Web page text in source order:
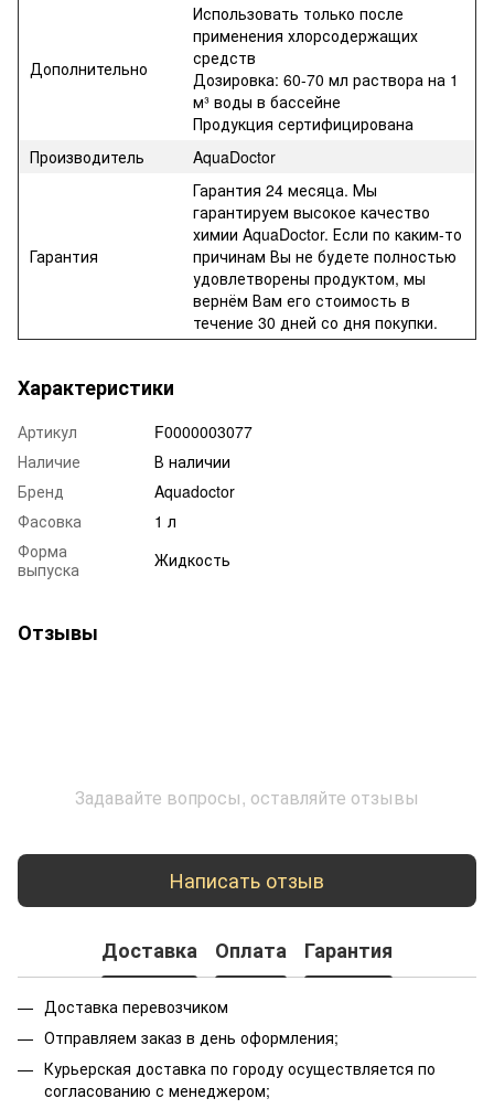
Дополнительно
Использовать только после
применения хлорсодержащих
средств
Дозировка: 60-70 мл раствора на 1
м³ воды в бассейне
Продукция сертифицирована
Производитель
AquaDoctor
Гарантия
Гарантия 24 месяца. Мы
гарантируем высокое качество
химии AquaDoctor. Если по каким-то
причинам Вы не будете полностью
удовлетворены продуктом, мы
вернём Вам его стоимость в
течение 30 дней со дня покупки.
Характеристики
Артикул
F0000003077
Наличие
В наличии
Бренд
Aquadoctor
Фасовка
1 л
Форма
выпуска
Жидкость
Отзывы
Задавайте вопросы, оставляйте отзывы
Написать отзыв
Доставка Оплата Гарантия
Доставка перевозчиком
Отправляем заказ в день оформления;
Курьерская доставка по городу осуществляется по
согласованию с менеджером;